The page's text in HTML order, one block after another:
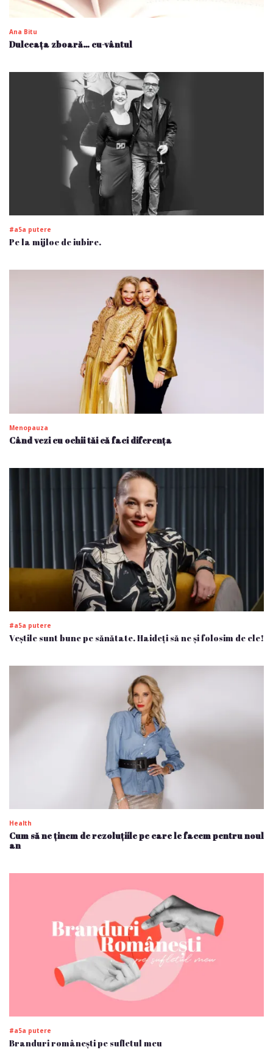
Ana Bitu
Dulceața zboară… cu-vântul
#a5a putere
Pe la mijloc de iubire.
Menopauza
Când vezi cu ochii tăi că faci diferența
#a5a putere
Veștile sunt bune pe sănătate. Haideți să ne și folosim de ele!
Health
Cum să ne ținem de rezoluțiile pe care le facem pentru noul
an
#a5a putere
Branduri românești pe sufletul meu